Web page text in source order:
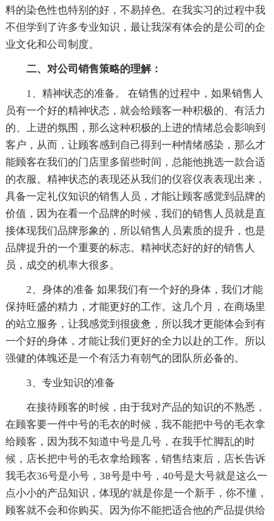
料的染色性也特别的好，不易掉色。在我实习的过程中我
不但学到了许多专业知识，最让我深有体会的是公司的企
业文化和公司制度。
二、对公司销售策略的理解：
1、精神状态的准备。 在销售的过程中，如果销售人
员有一个好的精神状态，就会给顾客一种积极的、有活力
的、上进的氛围，那么这种积极的上进的情绪总会影响到
客户，从而，让顾客感到自己得到一种情绪感染，那么才
能顾客在我们的门店里多留些时间，总能他挑选一款合适
的衣服。精神状态的表现还从我们的仪容仪表表现出来，
具备一定礼仪知识的销售人员，才能让顾客感觉到品牌的
价值，因为在看一个品牌的时候，我们的销售人员就是直
接体现我们品牌形象的，所以销售人员素质的提升，也是
品牌提升的一个重要的标志。精神状态好的好的销售人
员，成交的机率大很多。
2、身体的准备 如果我们有一个好的身体，我们才能
保持旺盛的精力，才能更好的工作。这几个月，在商场里
的站立服务，让我感觉到很疲惫，所以我才更能体会到有
一个好的身体，才能让我们更好的全力以赴的工作。所以
强健的体魄还是一个有活力有朝气的团队所必备的。
3、专业知识的准备
在接待顾客的时候，由于我对产品的知识的不熟悉，
在顾客要一件中号的毛衣的时候，我不能把中号的毛衣拿
给顾客，因为我不知道中号是几号，在我手忙脚乱的时
候，店长把中号的毛衣拿给顾客，销售结束后，店长告诉
我毛衣36号是小号，38号是中号，40号是大号就是这么一
点小小的产品知识，体现的'就是你是一个新手，你不懂，
顾客就不会和你购买。因为你不能把适合他的产品提供给